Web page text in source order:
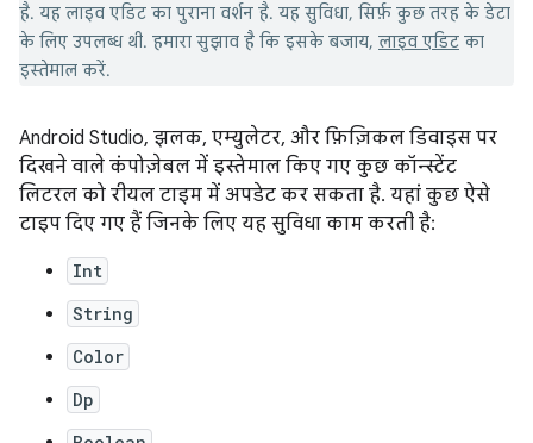
है. यह लाइव एडिट का पुराना वर्शन है. यह सुविधा, सिर्फ़ कुछ तरह के डेटा
के लिए उपलब्ध थी. हमारा सुझाव है कि इसके बजाय, लाइव एडिट का
इस्तेमाल करें.
Android Studio, झलक, एम्युलेटर, और फ़िज़िकल डिवाइस पर
दिखने वाले कंपोज़ेबल में इस्तेमाल किए गए कुछ कॉन्स्टेंट
लिटरल को रीयल टाइम में अपडेट कर सकता है. यहां कुछ ऐसे
टाइप दिए गए हैं जिनके लिए यह सुविधा काम करती है:
Int
String
Color
Dp